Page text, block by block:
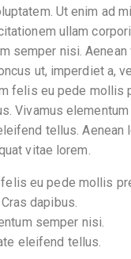
Ut enim ad
ullam
semper nisi. Aenean
ut, imperdiet a,
felis eu pede mollis
Vivamus
tellus. Aenean
vitae lorem.
eu pede mollis
dapibus.
semper nisi.
eleifend tellus.